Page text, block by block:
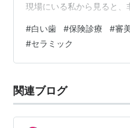
現場にいる私から見ると、
CAD/CAM冠や、新しく保
ッジ。これらは日本の皆保
り、限られた予算内で安
物を作れる点は素晴らしい
CAD/CAMといえば、基本
#白い歯 #保険診療 #審
#セラミック
関連ブログ